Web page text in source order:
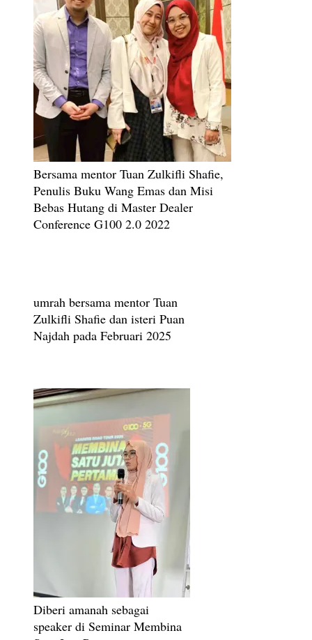
Bersama mentor Tuan Zulkifli Shafie,
Penulis Buku Wang Emas dan Misi
Bebas Hutang di Master Dealer
Conference G100 2.0 2022
umrah bersama mentor Tuan
Zulkifli Shafie dan isteri Puan
Najdah pada Februari 2025
Diberi amanah sebagai
speaker di Seminar Membina